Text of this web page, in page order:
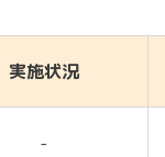
実施状況
-